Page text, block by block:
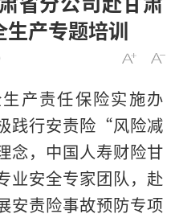
产专题培训
产责任保险实施办
践行安责险“风险减
念，中国人寿财险甘
业安全专家团队，赴
安责险事故预防专项